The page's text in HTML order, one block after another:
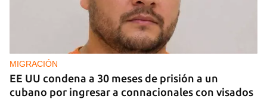
MIGRACIÓN
EE UU condena a 30 meses de prisión a un
cubano por ingresar a connacionales con visados